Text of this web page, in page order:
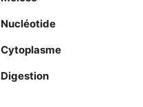
Nucléotide
Cytoplasme
Digestion